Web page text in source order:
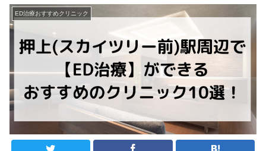
ED治療おすすめクリニック